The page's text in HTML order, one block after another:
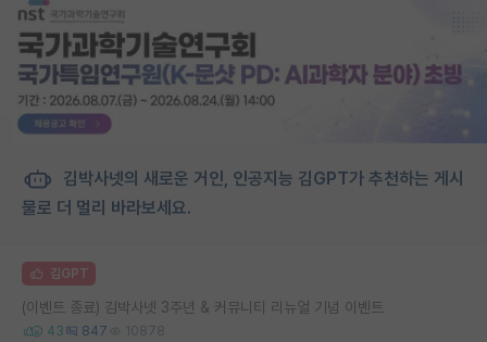
김박사넷의 새로운 거인, 인공지능 김GPT가 추천하는 게시
물로 더 멀리 바라보세요.
김GPT
(이벤트 종료) 김박사넷 3주년 & 커뮤니티 리뉴얼 기념 이벤트
43 847 10878